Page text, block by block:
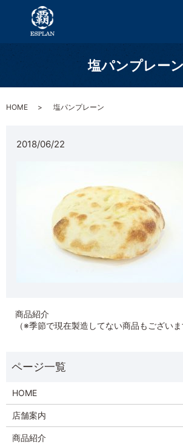
塩パンプレーン
HOME 塩パンプレーン
2018/06/22
商品紹介
（※季節で現在製造してない商品もございま
HOME
店舗案内
商品紹介